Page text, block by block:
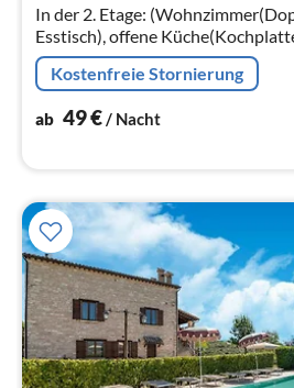
In der 2. Etage:
Esstisch), offene
Backofen, Kühl-/
Schlafzimmer(Doppelbett)
Kostenfreie Stornierung
ab 49€/ Nacht